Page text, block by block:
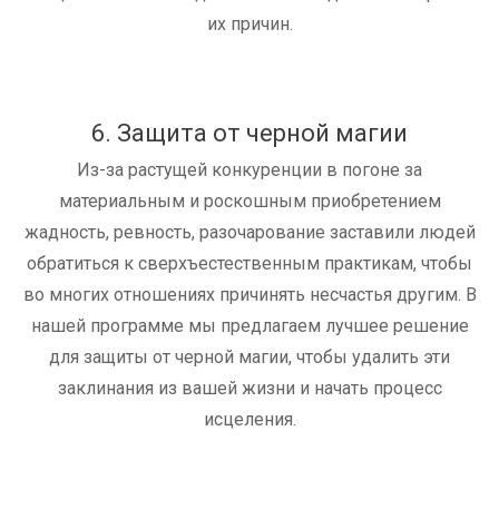
их причин.
6. Защита от черной магии
Из-за растущей конкуренции в погоне за
материальным и роскошным приобретением
жадность, ревность, разочарование заставили людей
обратиться к сверхъестественным практикам, чтобы
во многих отношениях причинять несчастья другим. В
нашей программе мы предлагаем лучшее решение
для защиты от черной магии, чтобы удалить эти
заклинания из вашей жизни и начать процесс
исцеления.